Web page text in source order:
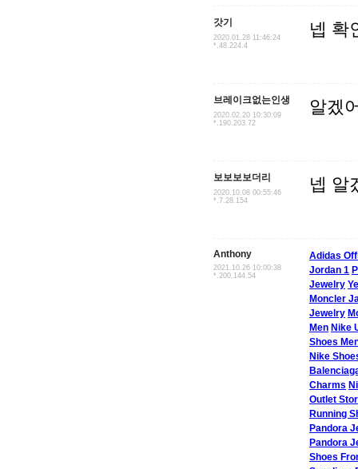
갓기
2020.01.28 11:46:24
*.48.224.4
넵 확
브레이크없는인생
2020.02.20 10:30:09
*.190.203.72
알겠
보보보보더리
2020.10.08 00:55:46
*.7.28.154
넵 알
Anthony
2021.10.26 10:00:38
*.200.144.54
Adidas
Jordan 1
Jewelry
Moncler
Jewelry
Men Nike
Shoes
Nike
Charms
Outlet
Running
Pandora
Pandora
Shoes